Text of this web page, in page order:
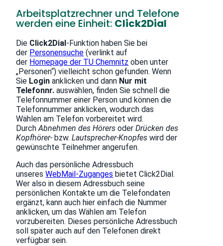
Arbeitsplatzrechner und Telefone
werden eine Einheit: Click2Dial
Die Click2Dial -Funktion haben Sie bei
der Personensuche (verlinkt auf
der Homepage der TU Chemnitz oben unter
„Personen“) vielleicht schon gefunden. Wenn
Sie Login anklicken und dann Nur mit
Telefonnr. auswählen, finden Sie schnell die
Telefonnummer einer Person und können die
Telefonnummer anklicken, wodurch das
Wählen am Telefon vorbereitet wird.
DurchAbnehmen des Hörers oderDrücken des
Kopfhörer- bzw.Lautsprecher-Knopfes wird der
gewünschte Teilnehmer angerufen.
Auch das persönliche Adressbuch
unseresWebMail-Zuganges bietet Click2Dial.
Wer also in diesem Adressbuch seine
persönlichen Kontakte um die Telefondaten
ergänzt, kann auch hier einfach die Nummer
anklicken, um das Wählen am Telefon
vorzubereiten. Dieses persönliche Adressbuch
soll später auch auf den Telefonen direkt
verfügbar sein.